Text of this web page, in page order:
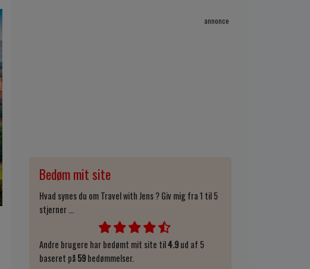
annonce
Bedøm mit site
Hvad synes du om Travel with Jens ? Giv mig fra 1 til 5
stjerner ...
Andre brugere har bedømt mit site til4.9ud af 5
baseret på59bedømmelser.